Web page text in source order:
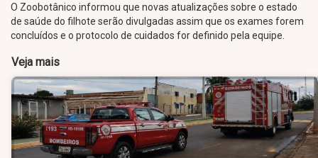
O Zoobotânico informou que novas atualizações sobre o estado
de saúde do filhote serão divulgadas assim que os exames forem
concluídos e o protocolo de cuidados for definido pela equipe.
Veja mais